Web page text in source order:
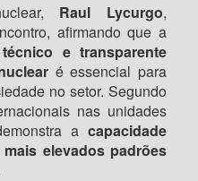
Raul Lycurgo,
afirmando que a
e transparente
é essencial para
no setor. Segundo
nas unidades
a capacidade
elevados padrões